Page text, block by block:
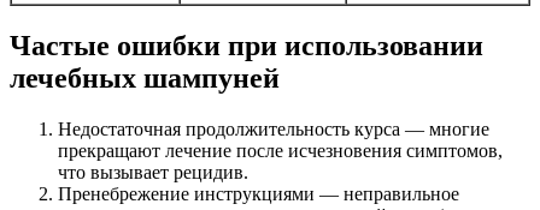
Частые ошибки при использовании
лечебных шампуней
Недостаточная продолжительность курса — многие
прекращают лечение после исчезновения симптомов,
что вызывает рецидив.
Пренебрежение инструкциями — неправильное